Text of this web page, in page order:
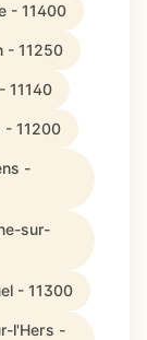
- 11400
- 11250
11140
- 11200
-
sur-
- 11300
l'Hers -